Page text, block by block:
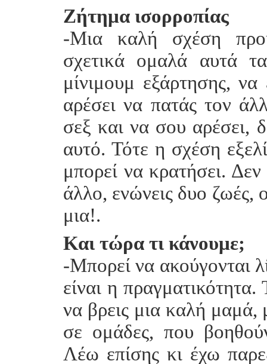
Ζήτημα ισορροπίας
-Μια καλή σχέση
σχετικά ομαλά αυτά
μίνιμουμ εξάρτησης,
αρέσει να πατάς τον
σεξ και να σου αρέσει,
αυτό. Τότε η σχέση
μπορεί να κρατήσει.
άλλο, ενώνεις δυο ζωές,
μια!.
Και τώρα τι κάνουμε;
-Μπορεί να ακούγονται
είναι η
να βρεις μια καλή μαμά,
σε ομάδες, που
Λέω επίσης κι έχω